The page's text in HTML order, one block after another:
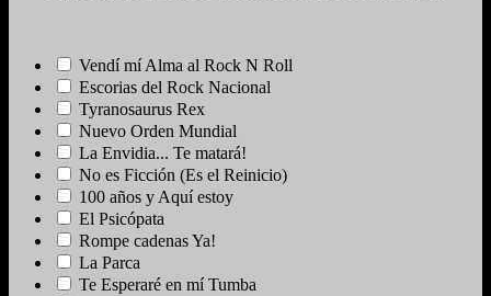
Vendí mí Alma al Rock N Roll
Escorias del Rock Nacional
Tyranosaurus Rex
Nuevo Orden Mundial
La Envidia... Te matará!
No es Ficción (Es el Reinicio)
100 años y Aquí estoy
El Psicópata
Rompe cadenas Ya!
La Parca
Te Esperaré en mí Tumba